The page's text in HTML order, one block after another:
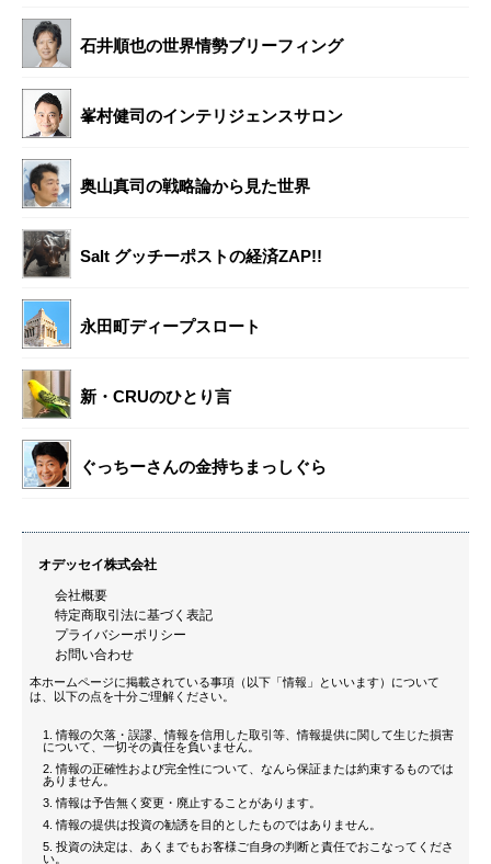
石井順也の世界情勢ブリーフィング
峯村健司のインテリジェンスサロン
奥山真司の戦略論から見た世界
Salt グッチーポストの経済ZAP!!
永田町ディープスロート
新・CRUのひとり言
ぐっちーさんの金持ちまっしぐら
オデッセイ株式会社
会社概要
特定商取引法に基づく表記
プライバシーポリシー
お問い合わせ
本ホームページに掲載されている事項（以下「情報」といいます）について
は、以下の点を十分ご理解ください。
情報の欠落・誤謬、情報を信用した取引等、情報提供に関して生じた損害
について、一切その責任を負いません。
情報の正確性および完全性について、なんら保証または約束するものでは
ありません。
情報は予告無く変更・廃止することがあります。
情報の提供は投資の勧誘を目的としたものではありません。
投資の決定は、あくまでもお客様ご自身の判断と責任でおこなってくださ
い。